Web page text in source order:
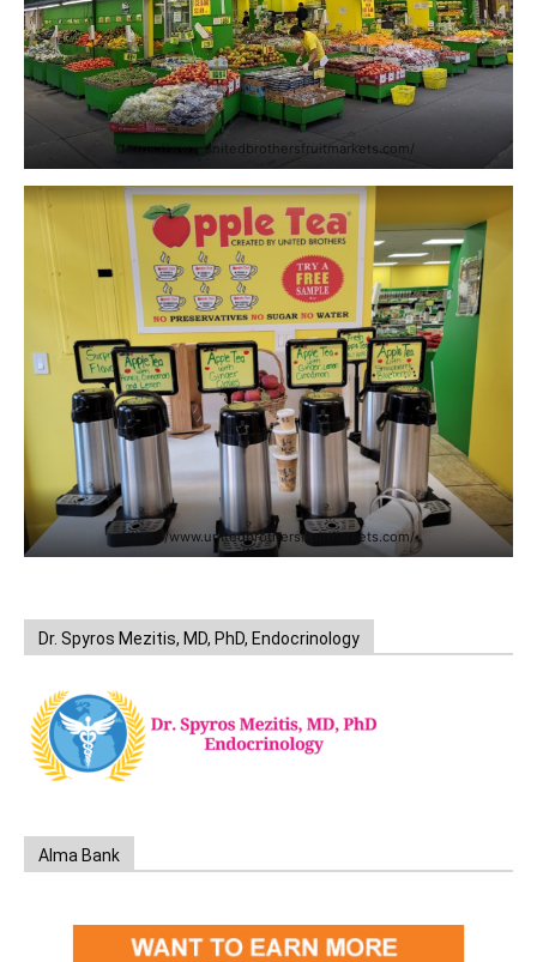
https://www.unitedbrothersfruitmarkets.com/
https://www.unitedbrothersfruitmarkets.com/
Dr. Spyros Mezitis, MD, PhD, Endocrinology
Alma Bank